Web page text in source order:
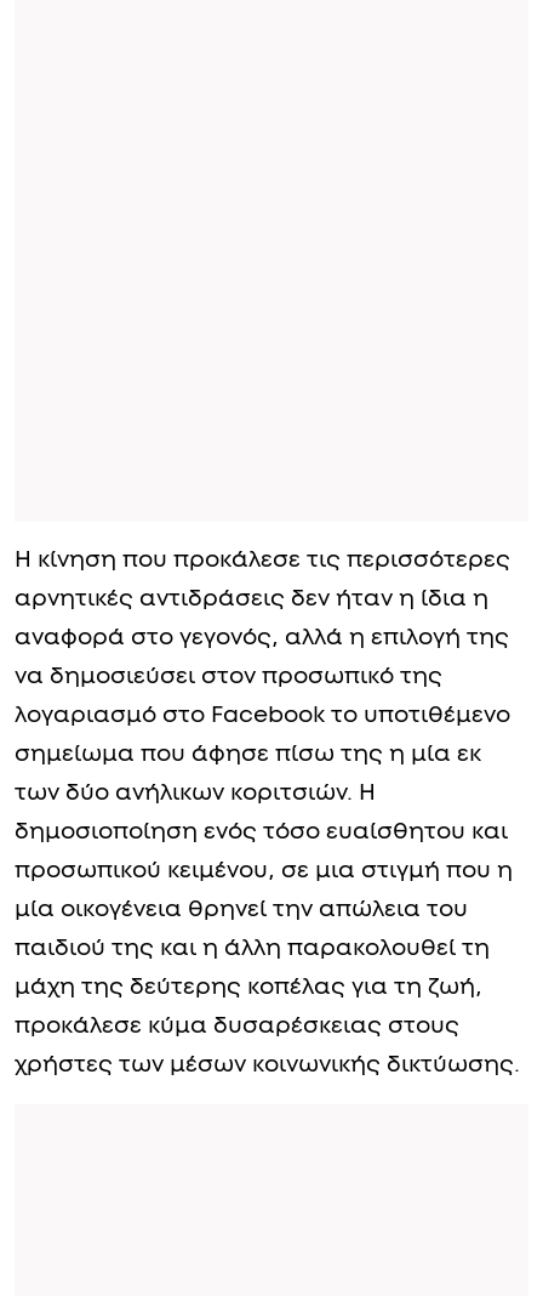
Η κίνηση που προκάλεσε τις περισσότερες
αρνητικές αντιδράσεις δεν ήταν η ίδια η
αναφορά στο γεγονός, αλλά η επιλογή της
να δημοσιεύσει στον προσωπικό της
λογαριασμό στο Facebook το υποτιθέμενο
σημείωμα που άφησε πίσω της η μία εκ
των δύο ανήλικων κοριτσιών. Η
δημοσιοποίηση ενός τόσο ευαίσθητου και
προσωπικού κειμένου, σε μια στιγμή που η
μία οικογένεια θρηνεί την απώλεια του
παιδιού της και η άλλη παρακολουθεί τη
μάχη της δεύτερης κοπέλας για τη ζωή,
προκάλεσε κύμα δυσαρέσκειας στους
χρήστες των μέσων κοινωνικής δικτύωσης.